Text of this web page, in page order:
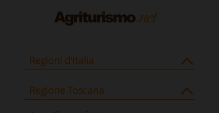
Regioni d'Italia
Regione Toscana